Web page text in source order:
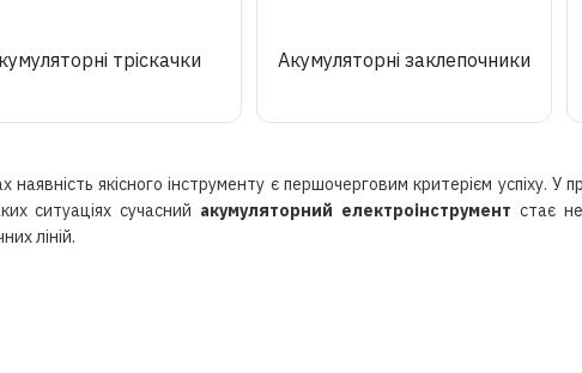
якісного інструменту є першочерговим критерієм успіху. У
ситуаціях сучасний акумуляторний електроінструмент стає
ліній.
тріскачки Акумуляторні заклепочники